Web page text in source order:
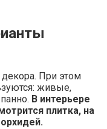
При этом
живые,
В интерьере
плитка, на